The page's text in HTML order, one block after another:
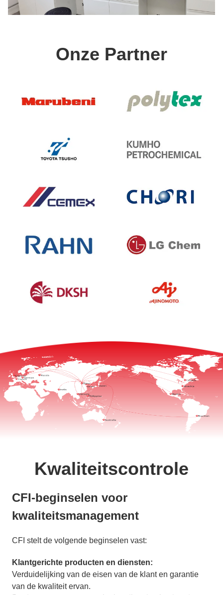
Onze Partner
Kwaliteitscontrole
CFI-beginselen voor
kwaliteitsmanagement
CFI stelt de volgende beginselen vast:
Klantgerichte producten en diensten:
Verduidelijking van de eisen van de klant en garantie
van de kwaliteit ervan.